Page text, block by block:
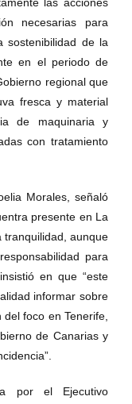
las acciones
necesarias para
sostenibilidad de la
en el periodo de
regional que
fresca y material
de maquinaria y
con tratamiento
Morales, señaló
presente en La
aunque
para
en que “este
informar sobre
foco en Tenerife,
de Canarias y
por el Ejecutivo